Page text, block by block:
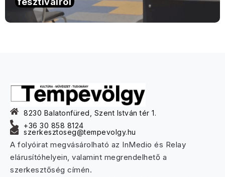
8230 Balatonfüred, Szent István tér 1.
+36 30 858 8124
szerkesztoseg@tempevolgy.hu
A folyóirat megvásárolható az InMedio és Relay
elárusítóhelyein, valamint megrendelhető a
szerkesztőség címén.